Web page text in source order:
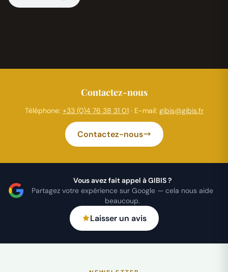
Contactez-nous
Téléphone: +33 (0)4 76 38 31 01· E-mail: gibis@gibis.fr
Contactez-nous
Vous avez fait appel à GIBIS ?
Partagez votre expérience sur Google — cela nous aide
beaucoup.
Laisser un avis